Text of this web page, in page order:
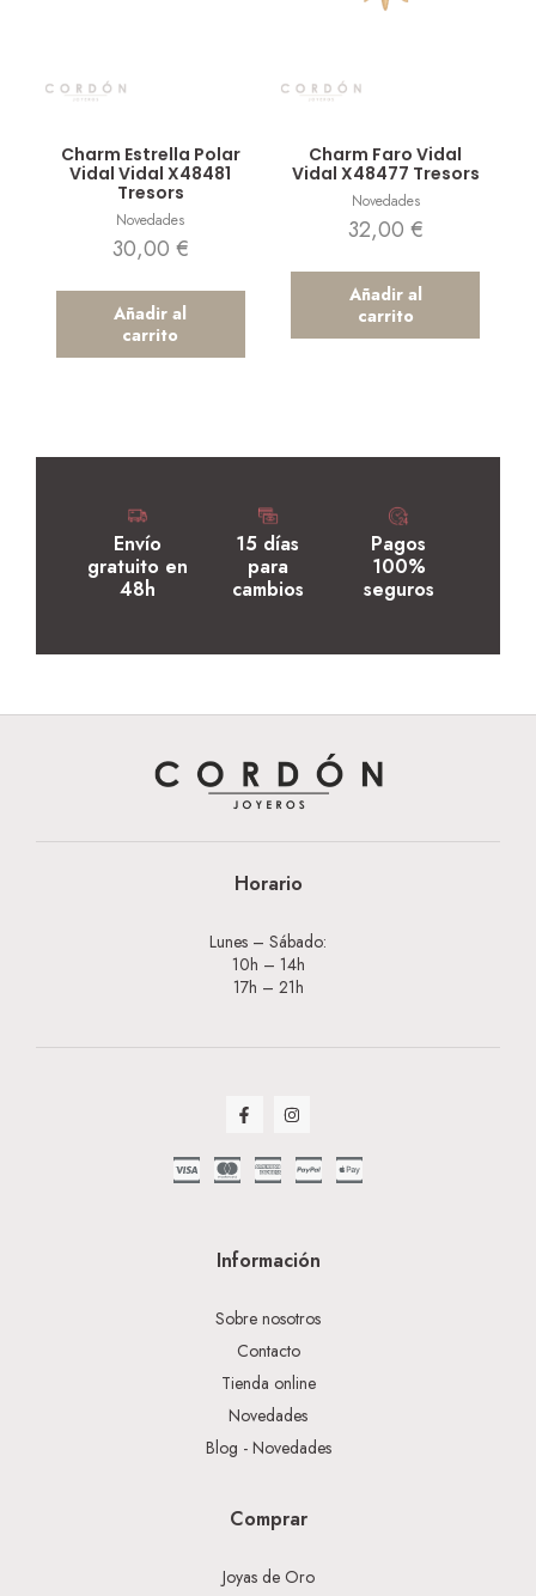
Charm Estrella Polar
Vidal Vidal X48481
Tresors
Novedades
30,00 €
Añadir al
carrito
Charm Faro Vidal
Vidal X48477 Tresors
Novedades
32,00 €
Añadir al
carrito
Envío
gratuito en
48h
15 días
para
cambios
Pagos
100%
seguros
Horario
Lunes – Sábado:
10h – 14h
17h – 21h
Información
Sobre nosotros
Contacto
Tienda online
Novedades
Blog - Novedades
Comprar
Joyas de Oro